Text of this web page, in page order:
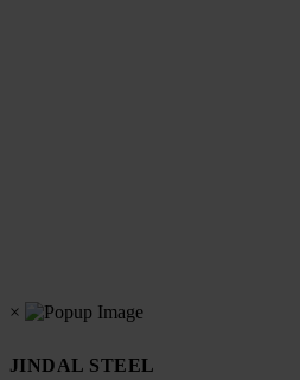
×
JINDAL STEEL